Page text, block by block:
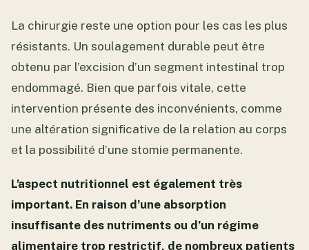
La chirurgie reste une option pour les cas les plus
résistants. Un soulagement durable peut être
obtenu par l’excision d’un segment intestinal trop
endommagé. Bien que parfois vitale, cette
intervention présente des inconvénients, comme
une altération significative de la relation au corps
et la possibilité d’une stomie permanente.
L’aspect nutritionnel est également très
important. En raison d’une absorption
insuffisante des nutriments ou d’un régime
alimentaire trop restrictif, de nombreux patients